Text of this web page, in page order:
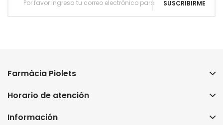
SUSCRIBIRME
Farmàcia Piolets
Horario de atención
Información